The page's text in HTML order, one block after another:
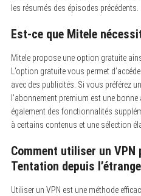
les résumés des épisodes précédents.
Est-ce que Mitele
Mitele propose une option gratuite
L’option gratuite vous permet
avec des publicités. Si vous préférez
l’abonnement premium est une bonne
également des fonctionnalités
à certains contenus et une sélection
Comment utiliser un VPN
Tentation depuis
Utiliser un VPN est une méthode